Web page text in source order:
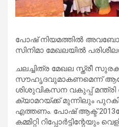
പോഷ് നിയമത്തില്‍
സിനിമാ മേഖലയില്‍
ചലച്ചിത്ര മേഖല സ്ത്രീ
സൗഹൃദവുമാകണമെന്ന്
ശിശുവികസന വകുപ്പ്
ക്യാമറയ്ക്ക് മുന്നിലും
എത്തണം. പോഷ് ആക്ട്
കമ്മിറ്റി റിപ്പോര്‍ട്ടിന്റേയും